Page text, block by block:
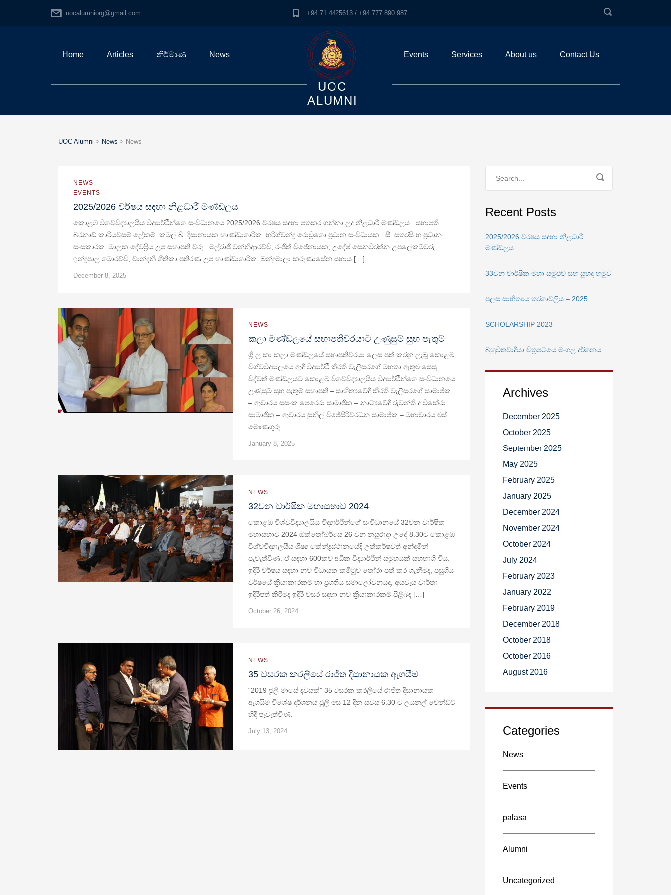
uocalumniorg@gmail.com +94 71 4425613 / +94 777 890 987
Home Articles නිර්මාණ News
UOC
ALUMNI
Events Services About us Contact Us
UOC Alumni > News > News
NEWS
EVENTS
2025/2026 වර්ෂය සඳහා නිළධාරී මණ්ඩලය
කොළඹ විශ්වවිද්‍යාලයීය විද්‍යාර්ථීන්ගේ සංවිධානයේ 2025/2026 වර්ෂය සඳහා පත්කර ගන්නා ලද නිළධාරී මණ්ඩලය සභාපති :
බර්නාඩ් කාරියවසම් ලේකම්: කමල් ඛී. දිසානායක භාණ්ඩාගාරික: හරිශ්චන්ද්‍ර රොඩ්‍රිගෝ ප්‍රධාන සංවිධායක : සී. සතරසිංහ ප්‍රධාන
සංස්කාරක: මාලක දේවප්‍රිය උප සභාපති වරු : මල්රාජි වන්නිආරච්චි, රංජිත් විජේනායක, උදේෂ් සෙනවිරත්න උපලේකම්වරු :
ඉන්ද්‍රපාල ගමාරච්චි, චාන්දනී ගීතිකා පතිරණ උප භාණ්ඩාගාරික: බන්දුමාලා කරුණාසේන සහාය […]
December 8, 2025
NEWS
කලා මණ්ඩලයේ සභාපතිවරයාට උණුසුම් සුභ පැතුම්
ශ්‍රී ලංකා කලා මණ්ඩලයේ සභාපතිවරයා ලෙස පත් කරනු ලැබූ කොළඹ
විශ්වවිද්‍යාලයේ ආදී විද්‍යාර්ථී කීර්ති වැලිසරගේ මහතා ඇතුළු සෙසු
විද්වත් මණ්ඩලයට කොළඹ විශ්වවිද්‍යාලයිය විද්‍යාර්ථීන්ගේ සංවිධානයේ
උණුසුම් සුභ පැතුම් සභාපති – සාහිත්‍යවේදී කීර්ති වැලිසරගේ සාමාජික
– ආචාර්ය සසංක පෙරේරා සාමාජික – නාට්‍යවේදී රුවන්ති ද චිකේරා
සාමාජික – ආචාර්ය සුනිල් විජේසිරිවර්ධන සාමාජික – මහාචාර්ය එස්
මෞණගුරු
January 8, 2025
NEWS
32වන වාර්ෂික මහාසහාව 2024
කොළඹ විශ්වවිද්‍යාලයීය විද්‍යාර්ථීන්ගේ සංවිධානයේ 32වන වාර්ෂික
මහාසහාව 2024 ඔක්තෝබර්සෙ 26 වන නසුරාදා උදේ 8.30ට කොළඹ
විශ්වවිද්‍යාලයීය ශිෂ්‍ය කේන්ද්‍රස්ථානයේදී උත්කර්ෂවත් අන්දමින්
පැවැත්විණ. ඒ සඳහා 600කව අධික විද්‍යාර්ථීන් සමූහයක් සහභාගි විය.
ඉදිරි වර්ෂය සඳහා නව විධායක කමිටුව තෝරා පත් කර ගැනීමද, පසුගිය
වර්ෂයේ ක්‍රියාකාරකම් හා ප්‍රගතිය සමාලෝචනයද, අයවැය වාර්තා
ඉදිරිපත් කිරීමද ඉදිරි වසර සඳහා නව ක්‍රියාකාරකම් පිළිබඳ […]
October 26, 2024
NEWS
35 වසරක කරලියේ රාජිත දිසානායක ඇගයීම
“2019 ජූලි මාසේ දවසක්” 35 වසරක කරලියේ රාජිත දිසානායක
ඇගයීම විශේෂ දර්ශනය ජූලි මස 12 දින සවස 6.30 ට ලයනල් වෙන්ඩ්ට්
හිදී පැවැත්විණ.
July 13, 2024
Recent Posts
2025/2026 වර්ෂය සඳහා නිළධාරී
මණ්ඩලය
33වන වාර්ෂික මහා සමුළුව සහ සුහද හමුව
පලස සාහිත්‍යය තරගාවලිය – 2025
SCHOLARSHIP 2023
බහුචිතවාදියා චිත්‍රපටයේ මංගල දර්ශනය
Archives
December 2025
October 2025
September 2025
May 2025
February 2025
January 2025
December 2024
November 2024
October 2024
July 2024
February 2023
January 2022
February 2019
December 2018
October 2018
October 2016
August 2016
Categories
News
Events
palasa
Alumni
Uncategorized